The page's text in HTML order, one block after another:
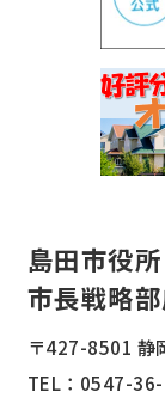
島田市役所
市長戦略
〒427-8501 静
TEL： 0547-